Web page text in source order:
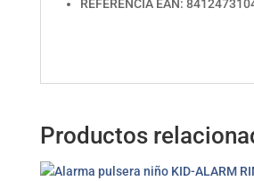
REFERENCIA EAN:
Productos